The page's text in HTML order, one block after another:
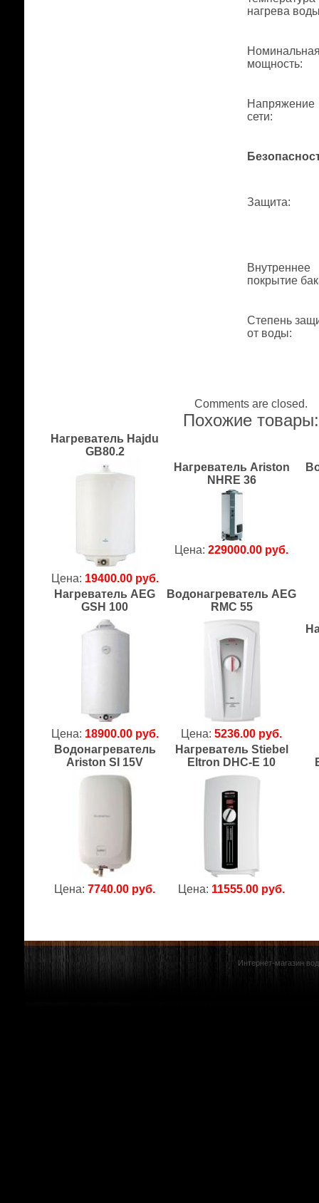
нагрева
мощность:
Напряжение
сети:
Защита:
Внутреннее
покрытие
Степень
от воды:
Comments are closed.
Похожие товары:
Нагреватель Hajdu
GB80.2
Цена: 19400.00 руб.
Нагреватель Ariston
NHRE 36
Цена:229000.00 руб.
Нагреватель AEG
GSH 100
Цена: 18900.00 руб.
Водонагреватель AEG
RMC 55
Цена:5236.00 руб.
Водонагреватель
Ariston SI 15V
Цена:7740.00 руб.
Нагреватель Stiebel
Eltron DHC-E 10
Цена: 11555.00 руб.
Интернет-магазин